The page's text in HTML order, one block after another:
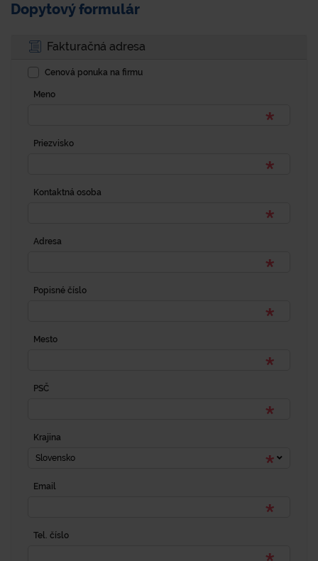
Dopytový formulár
Fakturačná adresa
Cenová ponuka na firmu
Meno
Priezvisko
Kontaktná osoba
Adresa
Popisné číslo
Mesto
PSČ
Krajina
Slovensko
Email
Tel. číslo